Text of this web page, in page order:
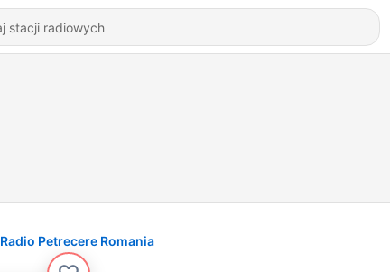
Radio Petrecere Romania